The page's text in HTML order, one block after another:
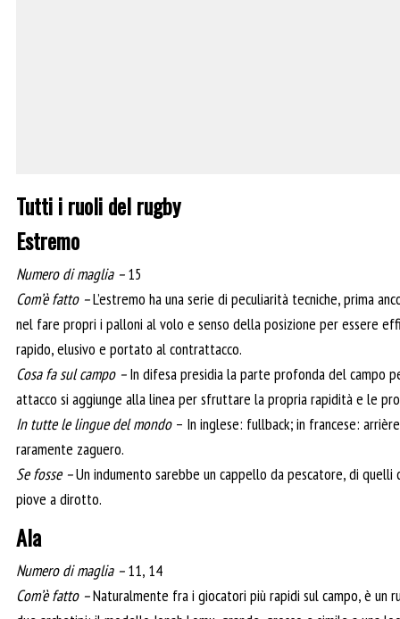
Tutti i ruoli del rugby
Estremo
Numero di maglia –15
Com’è fatto –L’estremo ha una serie di peculiarità tecniche, prima
nel fare propri i palloni al volo e senso della posizione per essere
rapido, elusivo e portato al contrattacco.
Cosa fa sul campo –In difesa presidia la parte profonda del campo
attacco si aggiunge alla linea per sfruttare la propria rapidità e le
In tutte le lingue del mondo – In inglese: fullback; in francese:
raramente zaguero.
Se fosse –Un indumento sarebbe un cappello da pescatore, di
piove a dirotto.
Ala
Numero di maglia –11, 14
Com’è fatto –Naturalmente fra i giocatori più rapidi sul campo, è un